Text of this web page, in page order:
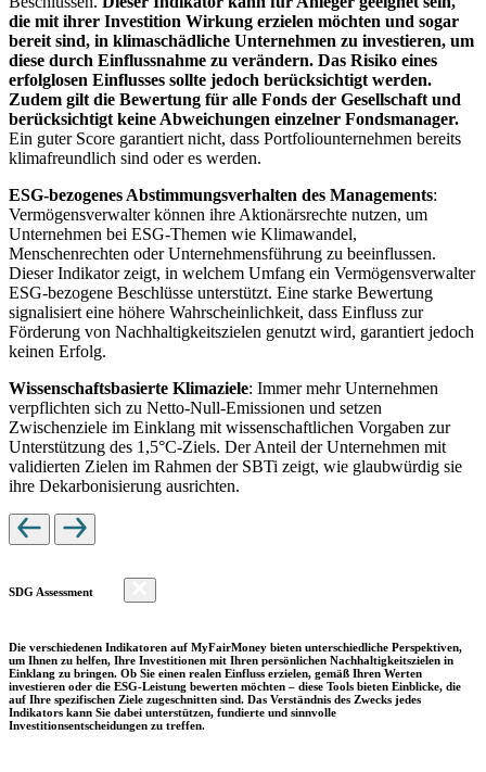
die mit ihrer Investition Wirkung erzielen möchten und sogar
bereit sind, in klimaschädliche Unternehmen zu investieren, um
diese durch Einflussnahme zu verändern. Das Risiko eines
erfolglosen Einflusses sollte jedoch berücksichtigt werden.
Zudem gilt die Bewertung für alle Fonds der Gesellschaft und
berücksichtigt keine Abweichungen einzelner Fondsmanager.
Ein guter Score garantiert nicht, dass Portfoliounternehmen bereits
klimafreundlich sind oder es werden.
ESG-bezogenes Abstimmungsverhalten des Managements:
Vermögensverwalter können ihre Aktionärsrechte nutzen, um
Unternehmen bei ESG-Themen wie Klimawandel,
Menschenrechten oder Unternehmensführung zu beeinflussen.
Dieser Indikator zeigt, in welchem Umfang ein Vermögensverwalter
ESG-bezogene Beschlüsse unterstützt. Eine starke Bewertung
signalisiert eine höhere Wahrscheinlichkeit, dass Einfluss zur
Förderung von Nachhaltigkeitszielen genutzt wird, garantiert jedoch
keinen Erfolg.
Wissenschaftsbasierte Klimaziele: Immer mehr Unternehmen
verpflichten sich zu Netto-Null-Emissionen und setzen
Zwischenziele im Einklang mit wissenschaftlichen Vorgaben zur
Unterstützung des 1,5°C-Ziels. Der Anteil der Unternehmen mit
validierten Zielen im Rahmen der SBTi zeigt, wie glaubwürdig sie
ihre Dekarbonisierung ausrichten.
SDG Assessment
Die verschiedenen Indikatoren auf MyFairMoney bieten unterschiedliche Perspektiven,
um Ihnen zu helfen, Ihre Investitionen mit Ihren persönlichen Nachhaltigkeitszielen in
Einklang zu bringen. Ob Sie einen realen Einfluss erzielen, gemäß Ihren Werten
investieren oder die ESG-Leistung bewerten möchten – diese Tools bieten Einblicke, die
auf Ihre spezifischen Ziele zugeschnitten sind. Das Verständnis des Zwecks jedes
Indikators kann Sie dabei unterstützen, fundierte und sinnvolle
Investitionsentscheidungen zu treffen.